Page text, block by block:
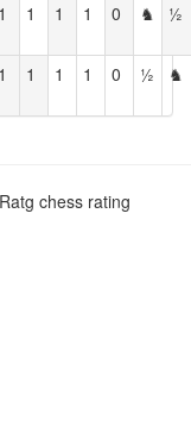
1 1 1 1 0 ♞ ½
1 1 1 1 0 ½ ♞
chess rating